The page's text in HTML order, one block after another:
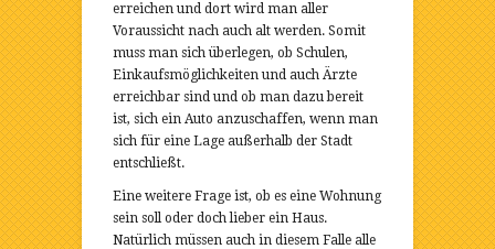
erreichen und dort wird man aller
Voraussicht nach auch alt werden. Somit
muss man sich überlegen, ob Schulen,
Einkaufsmöglichkeiten und auch Ärzte
erreichbar sind und ob man dazu bereit
ist, sich ein Auto anzuschaffen, wenn man
sich für eine Lage außerhalb der Stadt
entschließt.
Eine weitere Frage ist, ob es eine Wohnung
sein soll oder doch lieber ein Haus.
Natürlich müssen auch in diesem Falle alle